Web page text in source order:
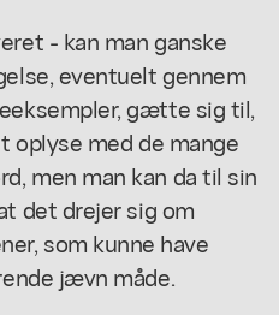
- kan man ganske
eventuelt gennem
gætte sig til,
oplyse med de mange
men man kan da til sin
det drejer sig om
som kunne have
jævn måde.